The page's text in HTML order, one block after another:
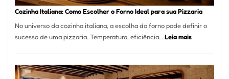
Portal
Resolver
Isso
Cozinha Italiana: Como Escolher o Forno Ideal para sua Pizzaria
No universo da cozinha italiana, a escolha do forno pode definir o
sucesso de uma pizzaria. Temperatura, eficiência…Leia mais:
Como